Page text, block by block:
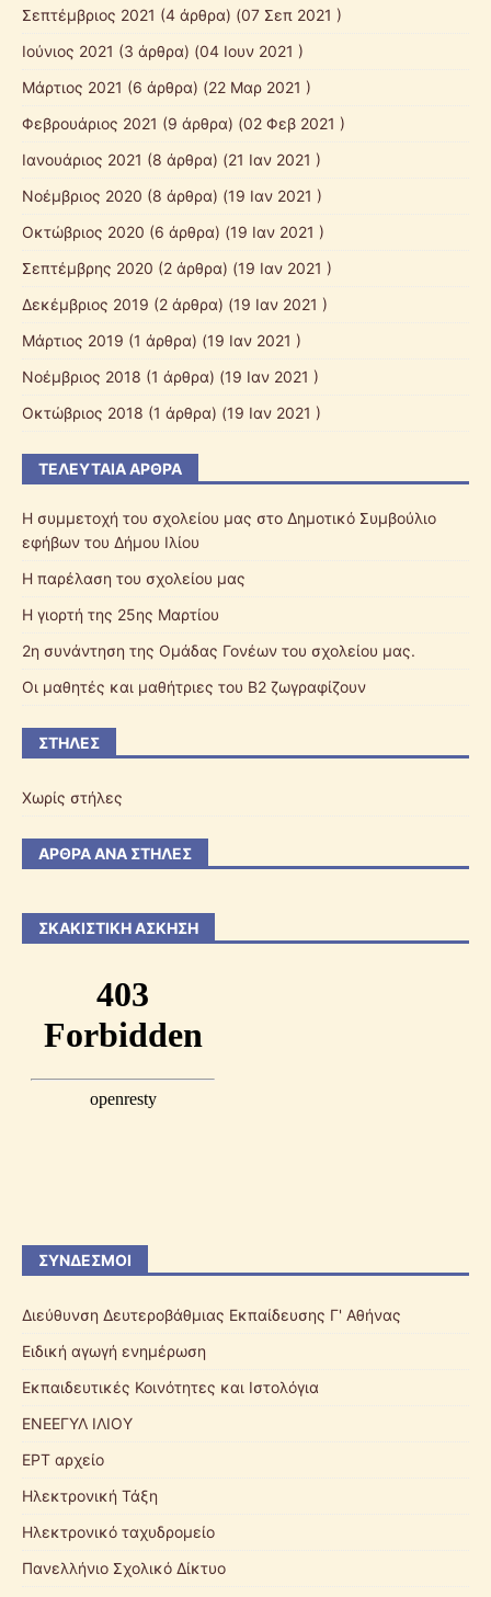
Σεπτέμβριος 2021 (4 άρθρα) (07 Σεπ 2021 )
Ιούνιος 2021 (3 άρθρα) (04 Ιουν 2021 )
Μάρτιος 2021 (6 άρθρα) (22 Μαρ 2021 )
Φεβρουάριος 2021 (9 άρθρα) (02 Φεβ 2021 )
Ιανουάριος 2021 (8 άρθρα) (21 Ιαν 2021 )
Νοέμβριος 2020 (8 άρθρα) (19 Ιαν 2021 )
Οκτώβριος 2020 (6 άρθρα) (19 Ιαν 2021 )
Σεπτέμβρης 2020 (2 άρθρα) (19 Ιαν 2021 )
Δεκέμβριος 2019 (2 άρθρα) (19 Ιαν 2021 )
Μάρτιος 2019 (1 άρθρα) (19 Ιαν 2021 )
Νοέμβριος 2018 (1 άρθρα) (19 Ιαν 2021 )
Οκτώβριος 2018 (1 άρθρα) (19 Ιαν 2021 )
ΤΕΛΕΥΤΑΊΑ ΆΡΘΡΑ
Η συμμετοχή του σχολείου μας στο Δημοτικό Συμβούλιο
εφήβων του Δήμου Ιλίου
Η παρέλαση του σχολείου μας
Η γιορτή της 25ης Μαρτίου
2η συνάντηση της Ομάδας Γονέων του σχολείου μας.
Οι μαθητές και μαθήτριες του Β2 ζωγραφίζουν
ΣΤΉΛΕΣ
Χωρίς στήλες
ΆΡΘΡΑ ΑΝΆ ΣΤΉΛΕΣ
ΣΚΑΚΙΣΤΙΚΉ ΆΣΚΗΣΗ
ΣΎΝΔΕΣΜΟΙ
Διεύθυνση Δευτεροβάθμιας Εκπαίδευσης Γ' Αθήνας
Ειδική αγωγή ενημέρωση
Εκπαιδευτικές Κοινότητες και Ιστολόγια
ΕΝΕΕΓΥΛ ΙΛΙΟΥ
ΕΡΤ αρχείο
Ηλεκτρονική Τάξη
Ηλεκτρονικό ταχυδρομείο
Πανελλήνιο Σχολικό Δίκτυο